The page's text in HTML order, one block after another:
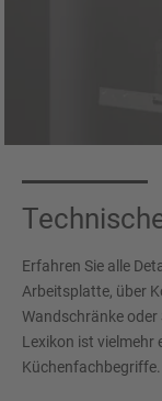
Erfahren Sie alle
Arbeitsplatte, über
Wandschränke oder
Lexikon ist vielmehr